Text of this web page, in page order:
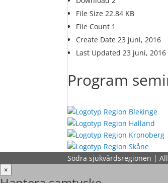
File Size22.84 KB
File Count 1
Create Date23 juni, 2016
Last Updated23 juni, 2016
Program
Södra sjukvårdsregionen |
×